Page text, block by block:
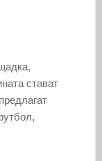
стават